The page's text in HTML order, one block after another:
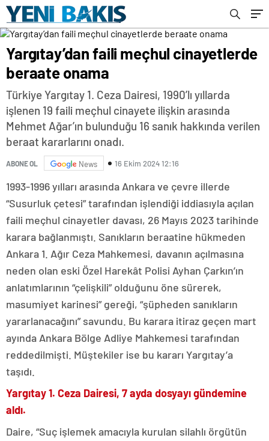
Yargıtay’dan faili meçhul cinayetlerde
beraate onama
Türkiye Yargıtay 1. Ceza Dairesi, 1990’lı yıllarda
işlenen 19 faili meçhul cinayete ilişkin arasında
Mehmet Ağar’ın bulunduğu 16 sanık hakkında verilen
beraat kararlarını onadı.
ABONE OL News 16 Ekim 2024 12:16
1993-1996 yılları arasında Ankara ve çevre illerde
“Susurluk çetesi” tarafından işlendiği iddiasıyla açılan
faili meçhul cinayetler davası, 26 Mayıs 2023 tarihinde
karara bağlanmıştı. Sanıkların beraatine hükmeden
Ankara 1. Ağır Ceza Mahkemesi, davanın açılmasına
neden olan eski Özel Harekât Polisi Ayhan Çarkın’ın
anlatımlarının “çelişkili” olduğunu öne sürerek,
masumiyet karinesi” gereği, “şüpheden sanıkların
yararlanacağını” savundu. Bu karara itiraz geçen mart
ayında Ankara Bölge Adliye Mahkemesi tarafından
reddedilmişti. Müştekiler ise bu kararı Yargıtay’a
taşıdı.
Yargıtay 1. Ceza Dairesi, 7 ayda dosyayı gündemine
aldı.
Daire, “Suç işlemek amacıyla kurulan silahlı örgütün